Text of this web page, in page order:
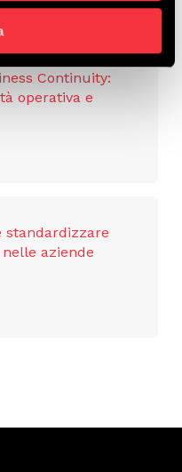
Continuity:
operativa e
standardizzare
aziende